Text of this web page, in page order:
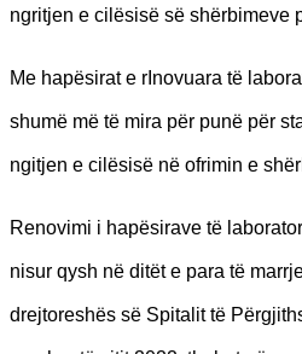
ngritjen e cilësisë së shërbimeve
Me hapësirat e rInovuara të
shumë më të mira për punë për
ngitjen e cilësisë në ofrimin e
Renovimi i hapësirave të
nisur qysh në ditët e para të
drejtoreshës së Spitalit të